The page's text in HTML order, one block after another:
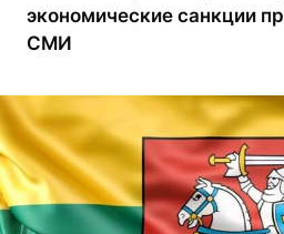
экономические санкции
СМИ